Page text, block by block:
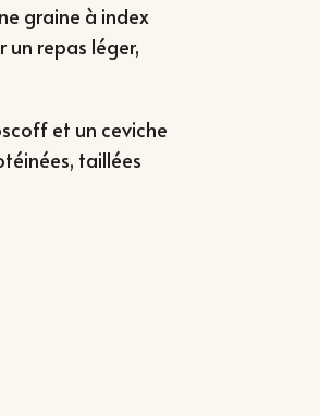
graine à index
repas léger,
et un ceviche
taillées